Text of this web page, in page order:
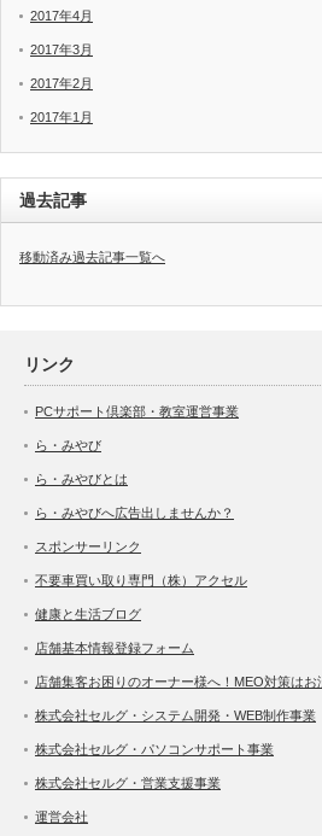
2017年4月
2017年3月
2017年2月
2017年1月
過去記事
移動済み過去記事一覧へ
リンク
PCサポート倶楽部・教室運営事業
ら・みやび
ら・みやびとは
ら・みやびへ広告出しませんか？
スポンサーリンク
不要車買い取り専門（株）アクセル
健康と生活ブログ
店舗基本情報登録フォーム
店舗集客お困りのオーナー様へ！MEO対策はお
株式会社セルグ・システム開発・WEB制作事業
株式会社セルグ・パソコンサポート事業
株式会社セルグ・営業支援事業
運営会社